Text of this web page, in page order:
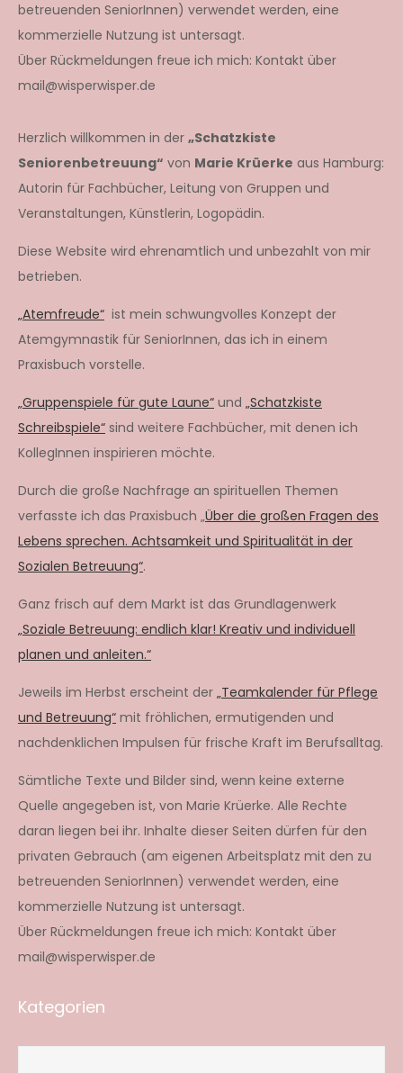
betreuenden SeniorInnen) verwendet werden, eine
kommerzielle Nutzung ist untersagt.
Über Rückmeldungen freue ich mich: Kontakt über
mail@wisperwisper.de
Herzlich willkommen in der „Schatzkiste
Seniorenbetreuung“ von Marie Krüerke aus Hamburg:
Autorin für Fachbücher, Leitung von Gruppen und
Veranstaltungen, Künstlerin, Logopädin.
Diese Website wird ehrenamtlich und unbezahlt von mir
betrieben.
„Atemfreude“ ist mein schwungvolles Konzept der
Atemgymnastik für SeniorInnen, das ich in einem
Praxisbuch vorstelle.
„Gruppenspiele für gute Laune“ und „Schatzkiste
Schreibspiele“ sind weitere Fachbücher, mit denen ich
KollegInnen inspirieren möchte.
Durch die große Nachfrage an spirituellen Themen
verfasste ich das Praxisbuch „Über die großen Fragen des
Lebens sprechen. Achtsamkeit und Spiritualität in der
Sozialen Betreuung“.
Ganz frisch auf dem Markt ist das Grundlagenwerk
„Soziale Betreuung: endlich klar! Kreativ und individuell
planen und anleiten.“
Jeweils im Herbst erscheint der „Teamkalender für Pflege
und Betreuung“ mit fröhlichen, ermutigenden und
nachdenklichen Impulsen für frische Kraft im Berufsalltag.
Sämtliche Texte und Bilder sind, wenn keine externe
Quelle angegeben ist, von Marie Krüerke. Alle Rechte
daran liegen bei ihr. Inhalte dieser Seiten dürfen für den
privaten Gebrauch (am eigenen Arbeitsplatz mit den zu
betreuenden SeniorInnen) verwendet werden, eine
kommerzielle Nutzung ist untersagt.
Über Rückmeldungen freue ich mich: Kontakt über
mail@wisperwisper.de
Kategorien